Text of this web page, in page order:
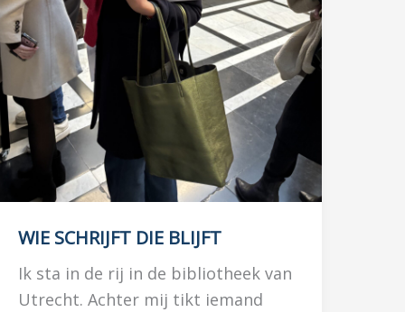
WIE SCHRIJFT DIE BLIJFT
Ik sta in de rij in de bibliotheek van
Utrecht. Achter mij tikt iemand